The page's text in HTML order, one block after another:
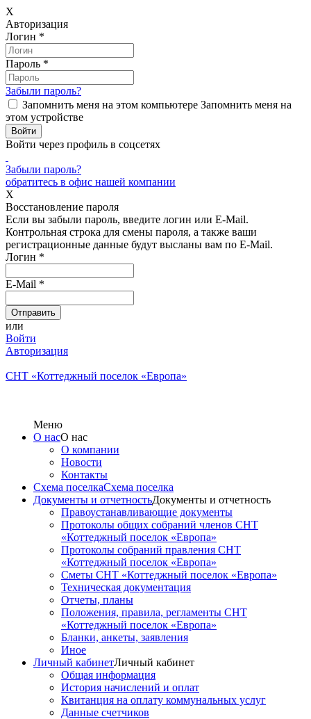
X
Авторизация
Логин *
Пароль *
Забыли пароль?
Запомнить меня на этом компьютере Запомнить меня на
этом устройстве
Войти через профиль в соцсетях
Забыли пароль?
обратитесь в офис нашей компании
X
Восстановление пароля
Если вы забыли пароль, введите логин или E-Mail.
Контрольная строка для смены пароля, а также ваши
регистрационные данные будут высланы вам по E-Mail.
Логин *
E-Mail *
или
Войти
Авторизация
СНТ «Коттеджный поселок «Европа»
Меню
О насО нас
О компании
Новости
Контакты
Схема поселкаСхема поселка
Документы и отчетностьДокументы и отчетность
Правоустанавливающие документы
Протоколы общих собраний членов СНТ
«Коттеджный поселок «Европа»
Протоколы собраний правления СНТ
«Коттеджный поселок «Европа»
Сметы СНТ «Коттеджный поселок «Европа»
Техническая документация
Отчеты, планы
Положения, правила, регламенты СНТ
«Коттеджный поселок «Европа»
Бланки, анкеты, заявления
Иное
Личный кабинетЛичный кабинет
Общая информация
История начислений и оплат
Квитанция на оплату коммунальных услуг
Данные счетчиков